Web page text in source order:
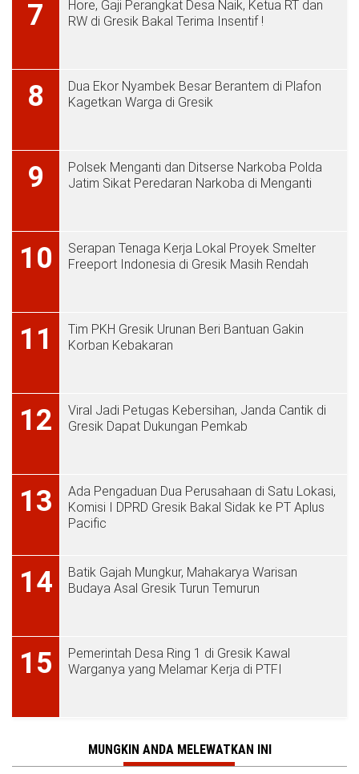
7
Hore, Gaji Perangkat Desa Naik, Ketua RT dan
RW di Gresik Bakal Terima Insentif !
8
Dua Ekor Nyambek Besar Berantem di Plafon
Kagetkan Warga di Gresik
9
Polsek Menganti dan Ditserse Narkoba Polda
Jatim Sikat Peredaran Narkoba di Menganti
10
Serapan Tenaga Kerja Lokal Proyek Smelter
Freeport Indonesia di Gresik Masih Rendah
11
Tim PKH Gresik Urunan Beri Bantuan Gakin
Korban Kebakaran
12
Viral Jadi Petugas Kebersihan, Janda Cantik di
Gresik Dapat Dukungan Pemkab
13
Ada Pengaduan Dua Perusahaan di Satu Lokasi,
Komisi I DPRD Gresik Bakal Sidak ke PT Aplus
Pacific
14
Batik Gajah Mungkur, Mahakarya Warisan
Budaya Asal Gresik Turun Temurun
15
Pemerintah Desa Ring 1 di Gresik Kawal
Warganya yang Melamar Kerja di PTFI
MUNGKIN ANDA MELEWATKAN INI